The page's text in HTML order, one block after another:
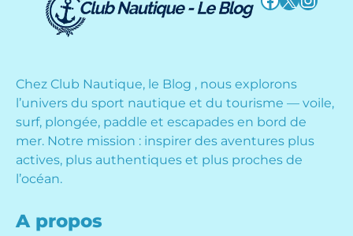
Chez Club Nautique, le Blog , nous explorons
l’univers du sport nautique et du tourisme — voile,
surf, plongée, paddle et escapades en bord de
mer. Notre mission : inspirer des aventures plus
actives, plus authentiques et plus proches de
l’océan.
A propos